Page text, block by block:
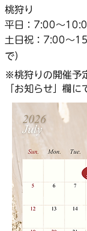
桃狩り
平日：7:00～
土日祝：7:00～
で）
※桃狩りの開催予
「お知らせ」欄に